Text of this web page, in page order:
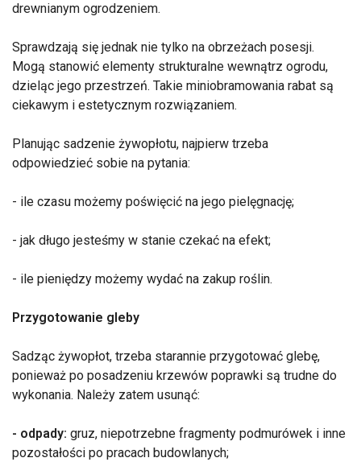
drewnianym ogrodzeniem.
Sprawdzają się jednak nie tylko na obrzeżach posesji.
Mogą stanowić elementy strukturalne wewnątrz ogrodu,
dzieląc jego przestrzeń. Takie miniobramowania rabat są
ciekawym i estetycznym rozwiązaniem.
Planując sadzenie żywopłotu, najpierw trzeba
odpowiedzieć sobie na pytania:
- ile czasu możemy poświęcić na jego pielęgnację;
- jak długo jesteśmy w stanie czekać na efekt;
- ile pieniędzy możemy wydać na zakup roślin.
Przygotowanie gleby
Sadząc żywopłot, trzeba starannie przygotować glebę,
ponieważ po posadzeniu krzewów poprawki są trudne do
wykonania. Należy zatem usunąć:
- odpady: gruz, niepotrzebne fragmenty podmurówek i inne
pozostałości po pracach budowlanych;